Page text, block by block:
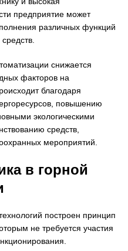
предприятие может
различных функций
снижается
факторов на
благодаря
повышению
экологическими
средств,
мероприятий.
в горной
построен принцип
не требуется участия